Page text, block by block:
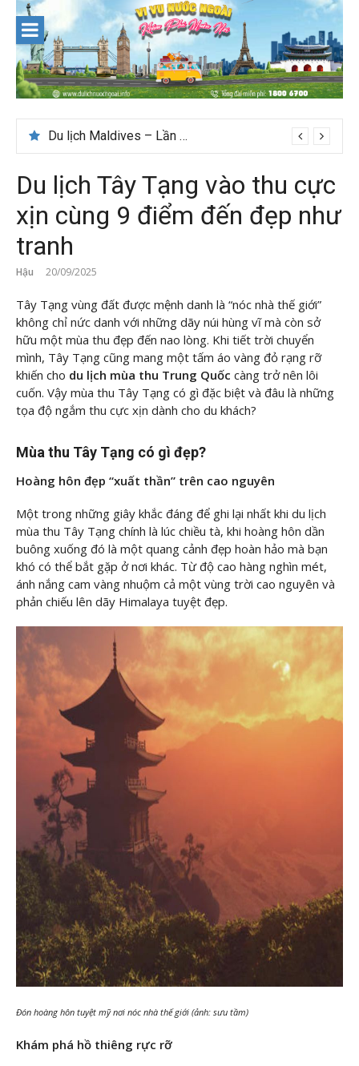
content
Du lịch Maldives – Lần đầu nên đi đâu, chơi gì?
Nên du lịch ở đâu ” giá tốt” dịp lễ quốc khánh 2/9
Du lịch Tây Tạng vào thu cực
xịn cùng 9 điểm đến đẹp như
tranh
Hậu 20/09/2025
Tây Tạng vùng đất được mệnh danh là “nóc nhà thế giới”
không chỉ nức danh với những dãy núi hùng vĩ mà còn sở
hữu một mùa thu đẹp đến nao lòng. Khi tiết trời chuyển
mình, Tây Tạng cũng mang một tấm áo vàng đỏ rạng rỡ
khiến cho du lịch mùa thu Trung Quốc càng trở nên lôi
cuốn. Vậy mùa thu Tây Tạng có gì đặc biệt và đâu là những
tọa độ ngắm thu cực xịn dành cho du khách?
Mùa thu Tây Tạng có gì đẹp?
Hoàng hôn đẹp “xuất thần” trên cao nguyên
Một trong những giây khắc đáng để ghi lại nhất khi du lịch
mùa thu Tây Tạng chính là lúc chiều tà, khi hoàng hôn dần
buông xuống đó là một quang cảnh đẹp hoàn hảo mà bạn
khó có thể bắt gặp ở nơi khác. Từ độ cao hàng nghìn mét,
ánh nắng cam vàng nhuộm cả một vùng trời cao nguyên và
phản chiếu lên dãy Himalaya tuyệt đẹp.
Đón hoàng hôn tuyệt mỹ nơi nóc nhà thế giới (ảnh: sưu tầm)
Khám phá hồ thiêng rực rỡ